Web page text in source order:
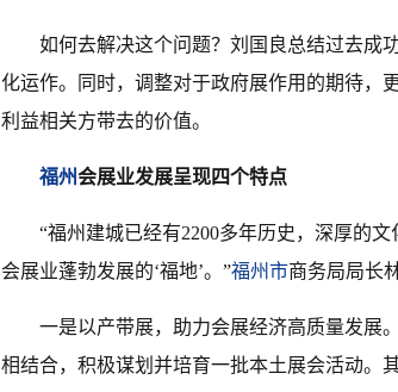
如何去解决这个问题？刘国良总结过去成
化运作。同时，调整对于政府展作用的期待，
利益相关方带去的价值。
福州会展业发展呈现四个特点
“福州建城已经有2200多年历史，深厚的
会展业蓬勃发展的‘福地’。”福州市商务局局长
一是以产带展，助力会展经济高质量发展
相结合，积极谋划并培育一批本土展会活动。